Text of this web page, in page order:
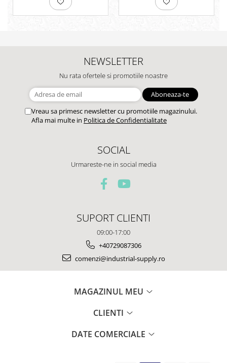
NEWSLETTER
Nu rata ofertele si promotiile noastre
Vreau sa primesc newsletter cu promotiile magazinului.
Afla mai multe in Politica de Confidentialitate
SOCIAL
Urmareste-ne in social media
SUPORT CLIENTI
09:00-17:00
+40729087306
comenzi@industrial-supply.ro
MAGAZINUL MEU
CLIENTI
DATE COMERCIALE